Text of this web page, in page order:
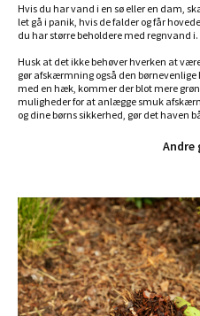
Hvis du har vand i en sø eller en dam,
let gå i panik, hvis de falder og får
du har større beholdere med regnvand i.
Husk at det ikke behøver hverken at
gør afskærmning også den
med en hæk, kommer der blot mere
muligheder for at anlægge smuk
og dine børns sikkerhed, gør det haven
Andre